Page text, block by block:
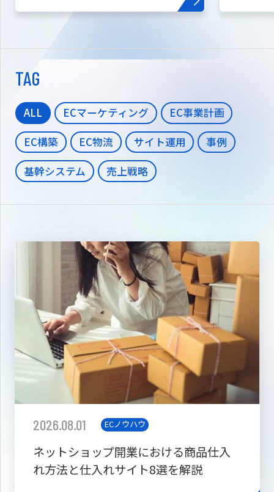
TAG
ALL ECマーケティング
EC事業計画
EC構築
EC物流 サイト運用
事例
基幹システム
売上戦略
2026.08.01 ECノウハウ
ネットショップ開業における商品仕入
れ方法と仕入れサイト8選を解説